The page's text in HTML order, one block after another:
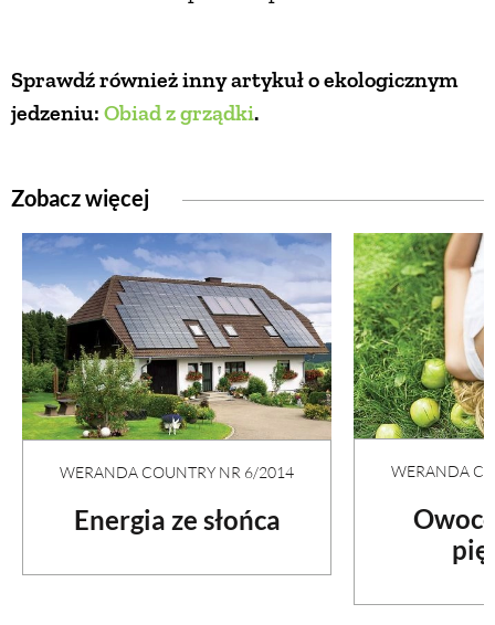
Sprawdź również inny artykuł o ekologicznym
jedzeniu: Obiad z grządki.
Zobacz więcej
WERANDA COUNTRY NR 6/2014
Energia ze słońca
WERANDA